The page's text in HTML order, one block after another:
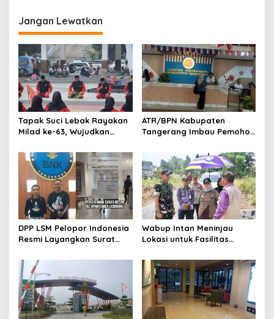
g
a
s
i
p
o
s
Jangan Lewatkan
Tapak Suci Lebak Rayakan
Milad ke-63, Wujudkan
Menuju Kancah Dunia
ATR/BPN Kabupaten
Tangerang Imbau Pemohon
Berkas Mandek
DPP LSM Pelopor Indonesia
Resmi Layangkan Surat
Management Ecohome dan
BNK
Wabup Intan Meninjau
Lokasi untuk Fasilitas
Tigaraksa